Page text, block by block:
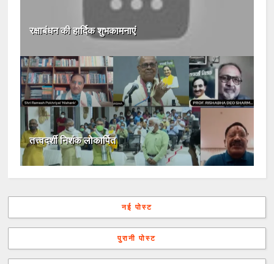
रक्षाबंधन की हार्दिक शुभकामनाएं
तत्त्वदर्शी निशंक लोकार्पित
नई पोस्ट
पुरानी पोस्ट